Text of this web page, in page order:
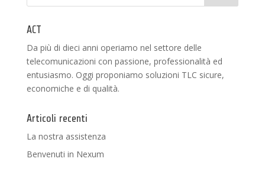
ACT
Da più di dieci anni operiamo nel settore delle
telecomunicazioni con passione, professionalità ed
entusiasmo. Oggi proponiamo soluzioni TLC sicure,
economiche e di qualità.
Articoli recenti
La nostra assistenza
Benvenuti in Nexum